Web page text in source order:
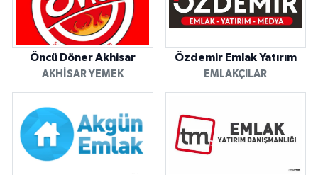
Öncü Döner Akhisar
AKHISAR YEMEK
Özdemir Emlak Yatırım
EMLAKÇILAR